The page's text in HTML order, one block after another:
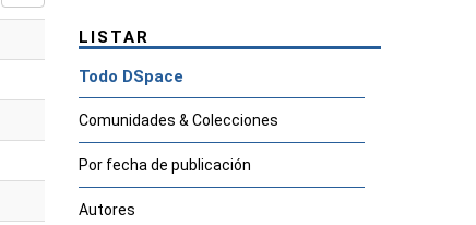
LISTAR
Todo DSpace
Comunidades & Colecciones
Por fecha de publicación
Autores